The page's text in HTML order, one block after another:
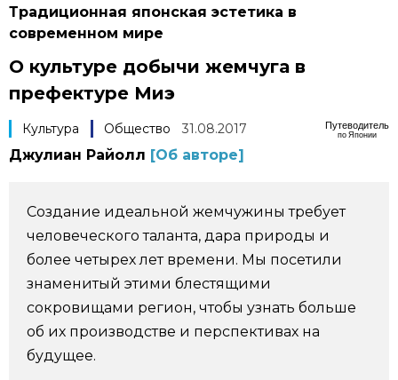
Новости
Путеводитель по Японии
Фото/Видео
Люди
Блог
Политика
Популярные статьи
Японский язык
Японский калейдоскоп
official SNS
Традиционная японская эстетика в
современном мире
О культуре добычи жемчуга в
префектуре Миэ
Путеводитель
по Японии
Культура Общество 31.08.2017
Джулиан Райолл [Об авторе]
Создание идеальной жемчужины требует
человеческого таланта, дара природы и
более четырех лет времени. Мы посетили
знаменитый этими блестящими
сокровищами регион, чтобы узнать больше
об их производстве и перспективах на
будущее.